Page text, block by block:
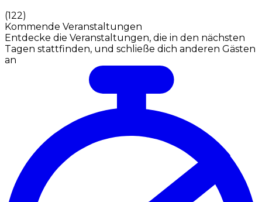
(122)
Kommende Veranstaltungen
Entdecke die Veranstaltungen, die in den nächsten
Tagen stattfinden, und schließe dich anderen Gästen
an